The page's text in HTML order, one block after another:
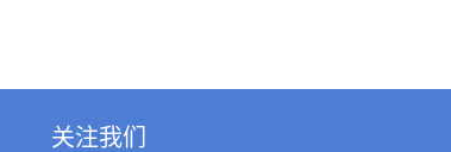
关注我们